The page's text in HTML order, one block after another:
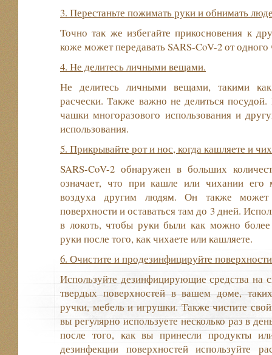
3. Перестаньте пожимать руки и обнимать
Точно так же избегайте прикосновения к
коже может передавать SARS-CoV-2 от
4. Не делитесь личными вещами.
Не делитесь личными вещами, такими
расчески. Также важно не делиться посудой.
чашки многоразового использования и
использования.
5. Прикрывайте рот и нос, когда кашляете и
SARS-CoV-2 обнаружен в больших
означает, что при кашле или чихании его
воздуха другим людям. Он также может
поверхности и оставаться там до 3 дней.
в локоть, чтобы руки были как можно
руки после того, как чихаете или кашляете.
6. Очистите и продезинфицируйте
Используйте дезинфицирующие средства на
твердых поверхностей в вашем доме,
ручки, мебель и игрушки. Также чистите
вы регулярно используете несколько раз в
после того, как вы принесли продукты
дезинфекции поверхностей используйте